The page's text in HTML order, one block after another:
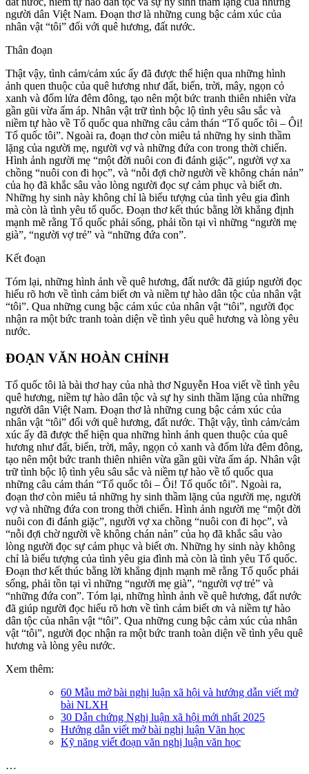
người dân Việt Nam. Đoạn thơ là những cung bậc cảm xúc của
nhân vật “tôi” đối với quê hương, đất nước.
Thân đoạn
Thật vậy, tình cảm/cảm xúc ấy đã được thể hiện qua những hình
ảnh quen thuộc của quê hương như đất, biển, trời, mây, ngọn cỏ
xanh và đốm lửa đêm đông, tạo nên một bức tranh thiên nhiên vừa
gần gũi vừa ấm áp. Nhân vật trữ tình bộc lộ tình yêu sâu sắc và
niềm tự hào về Tổ quốc qua những câu cảm thán “Tổ quốc tôi – Ôi!
Tổ quốc tôi”. Ngoài ra, đoạn thơ còn miêu tả những hy sinh thầm
lặng của người mẹ, người vợ và những đứa con trong thời chiến.
Hình ảnh người mẹ “một đời nuôi con đi đánh giặc”, người vợ xa
chồng “nuôi con đi học”, và “nỗi đợi chờ người về không chán nản”
của họ đã khắc sâu vào lòng người đọc sự cảm phục và biết ơn.
Những hy sinh này không chỉ là biểu tượng của tình yêu gia đình
mà còn là tình yêu tổ quốc. Đoạn thơ kết thúc bằng lời khẳng định
mạnh mẽ rằng Tổ quốc phải sống, phải tồn tại vì những “người mẹ
già”, “người vợ trẻ” và “những đứa con”.
Kết đoạn
Tóm lại, những hình ảnh về quê hương, đất nước đã giúp người đọc
hiểu rõ hơn về tình cảm biết ơn và niềm tự hào dân tộc của nhân vật
“tôi”. Qua những cung bậc cảm xúc của nhân vật “tôi”, người đọc
nhận ra một bức tranh toàn diện về tình yêu quê hương và lòng yêu
nước.
ĐOẠN VĂN HOÀN CHỈNH
Tổ quốc tôi là bài thơ hay của nhà thơ Nguyễn Hoa viết về tình yêu
quê hương, niềm tự hào dân tộc và sự hy sinh thầm lặng của những
người dân Việt Nam. Đoạn thơ là những cung bậc cảm xúc của
nhân vật “tôi” đối với quê hương, đất nước. Thật vậy, tình cảm/cảm
xúc ấy đã được thể hiện qua những hình ảnh quen thuộc của quê
hương như đất, biển, trời, mây, ngọn cỏ xanh và đốm lửa đêm đông,
tạo nên một bức tranh thiên nhiên vừa gần gũi vừa ấm áp. Nhân vật
trữ tình bộc lộ tình yêu sâu sắc và niềm tự hào về tổ quốc qua
những câu cảm thán “Tổ quốc tôi – Ôi! Tổ quốc tôi”. Ngoài ra,
đoạn thơ còn miêu tả những hy sinh thầm lặng của người mẹ, người
vợ và những đứa con trong thời chiến. Hình ảnh người mẹ “một đời
nuôi con đi đánh giặc”, người vợ xa chồng “nuôi con đi học”, và
“nỗi đợi chờ người về không chán nản” của họ đã khắc sâu vào
lòng người đọc sự cảm phục và biết ơn. Những hy sinh này không
chỉ là biểu tượng của tình yêu gia đình mà còn là tình yêu Tổ quốc.
Đoạn thơ kết thúc bằng lời khẳng định mạnh mẽ rằng Tổ quốc phải
sống, phải tồn tại vì những “người mẹ già”, “người vợ trẻ” và
“những đứa con”. Tóm lại, những hình ảnh về quê hương, đất nước
đã giúp người đọc hiểu rõ hơn về tình cảm biết ơn và niềm tự hào
dân tộc của nhân vật “tôi”. Qua những cung bậc cảm xúc của nhân
vật “tôi”, người đọc nhận ra một bức tranh toàn diện về tình yêu quê
hương và lòng yêu nước.
Xem thêm:
60 Mẫu mở bài nghị luận xã hội và hướng dẫn viết mở
bài NLXH
30 Dẫn chứng Nghị luận xã hội mới nhất 2025
Hướng dẫn viết mở bài nghị luận Văn học
Kỹ năng viết đoạn văn nghị luận văn học
…